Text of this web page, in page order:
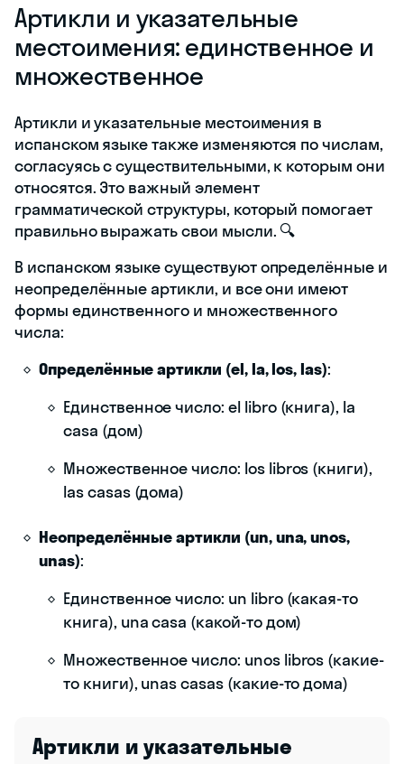
Артикли и указательные
местоимения: единственное и
множественное
Артикли и указательные местоимения в
испанском языке также изменяются по числам,
согласуясь с существительными, к которым они
относятся. Это важный элемент
грамматической структуры, который помогает
правильно выражать свои мысли. 🔍
В испанском языке существуют определённые и
неопределённые артикли, и все они имеют
формы единственного и множественного
числа:
Определённые артикли (el, la, los, las):
Единственное число: el libro (книга), la
casa (дом)
Множественное число: los libros (книги),
las casas (дома)
Неопределённые артикли (un, una, unos,
unas):
Единственное число: un libro (какая-то
книга), una casa (какой-то дом)
Множественное число: unos libros (какие-
то книги), unas casas (какие-то дома)
Артикли и указательные